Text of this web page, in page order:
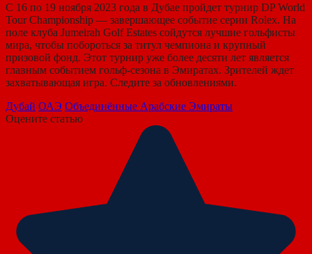
С 16 по 19 ноября 2023 года в Дубае пройдет турнир DP World
Tour Championship — завершающее событие серии Rolex. На
поле клуба Jumeirah Golf Estates сойдутся лучшие гольфисты
мира, чтобы побороться за титул чемпиона и крупный
призовой фонд. Этот турнир уже более десяти лет является
главным событием гольф-сезона в Эмиратах. Зрителей ждет
захватывающая игра. Следите за обновлениями.
Дубай ОАЭ Объединённые Арабские Эмираты
Оцените статью